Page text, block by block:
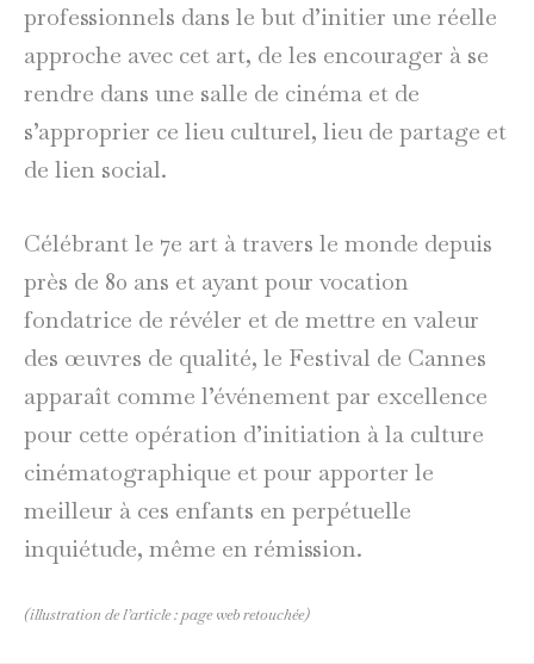
professionnels dans le but d’initier une réelle
approche avec cet art, de les encourager à se
rendre dans une salle de cinéma et de
s’approprier ce lieu culturel, lieu de partage et
de lien social.
Célébrant le 7e art à travers le monde depuis
près de 80 ans et ayant pour vocation
fondatrice de révéler et de mettre en valeur
des œuvres de qualité, le Festival de Cannes
apparaît comme l’événement par excellence
pour cette opération d’initiation à la culture
cinématographique et pour apporter le
meilleur à ces enfants en perpétuelle
inquiétude, même en rémission.
(illustration de l’article : page web retouchée)